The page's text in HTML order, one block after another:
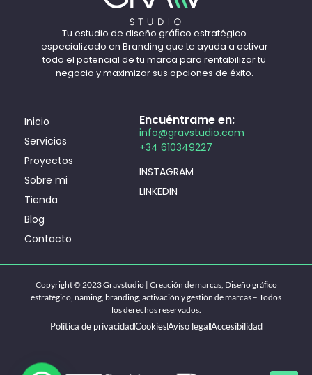
Inicio
Servicios
Proyectos
Sobre mi
Tienda
Blog
Contacto
Tu estudio de diseño gráﬁco estratégico
especializado en Branding que te ayuda a activar
todo el potencial de tu marca para rentabilizar tu
negocio y maximizar sus opciones de éxito.
Encuéntrame en:
info@gravstudio.com
+34 610349227
INSTAGRAM
LINKEDIN
Copyright © 2023 Gravstudio | Creación de marcas, Diseño gráﬁco
estratégico, naming, branding, activación y gestión de marcas – Todos
los derechos reservados.
Política de privacidadCookiesAviso legalAccesibilidad